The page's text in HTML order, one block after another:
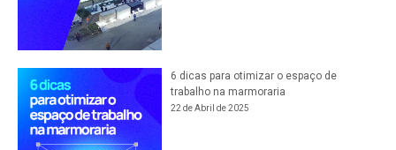
6 dicas para otimizar o espaço de
trabalho na marmoraria
22 de Abril de 2025